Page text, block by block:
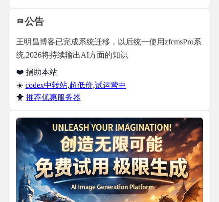
公告
王明昌博客已完成系统迁移，以后统一使用zfcmsPro系
统,2026将持续输出AI方面的知识
❤️ 捐助本站
☀️ codex中转站,超低价,试运营中
🐥 推荐优惠服务器